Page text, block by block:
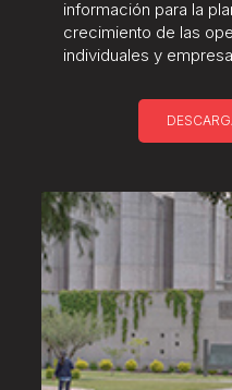
información para la
crecimiento de las
individuales y